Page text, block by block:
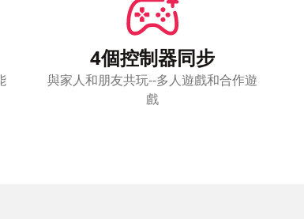
4個控制器同步
與家人和朋友共玩--多人遊戲和合作遊
戲